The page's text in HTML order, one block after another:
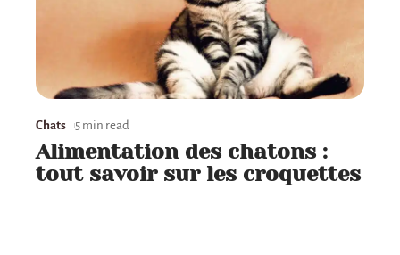
Chats 5 min read
Alimentation des chatons :
tout savoir sur les croquettes